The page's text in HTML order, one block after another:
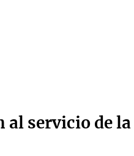
al servicio de la